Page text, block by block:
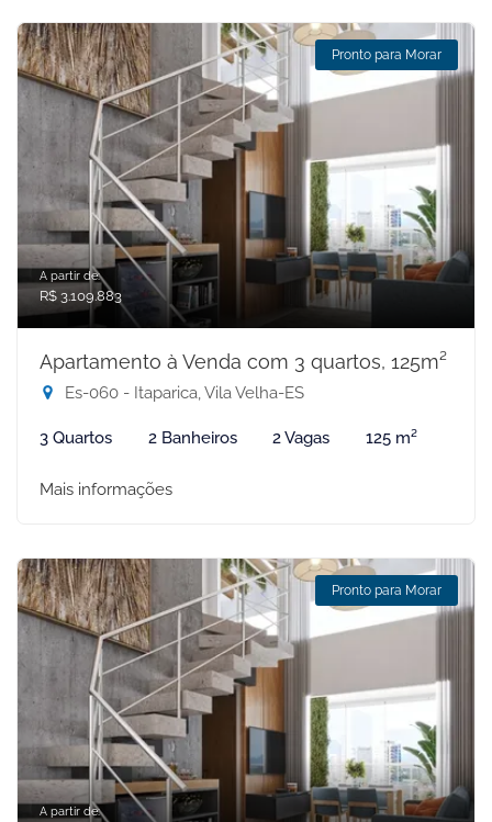
Pronto para Morar
A partir de:
R$ 3.109.883
Apartamento à Venda com 3 quartos, 125m²
Es-060 - Itaparica, Vila Velha-ES
3 Quartos 2 Banheiros 2 Vagas 125 m²
Mais informações
Pronto para Morar
A partir de: